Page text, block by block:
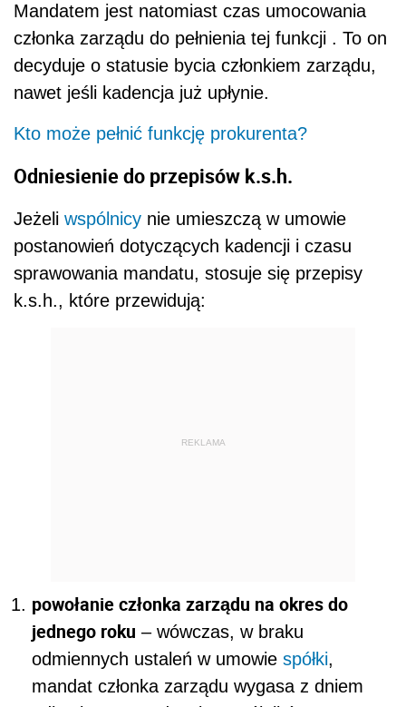
Mandatem jest natomiast czas umocowania
członka zarządu do pełnienia tej funkcji . To on
decyduje o statusie bycia członkiem zarządu,
nawet jeśli kadencja już upłynie.
Kto może pełnić funkcję prokurenta?
Odniesienie do przepisów k.s.h.
Jeżeli wspólnicy nie umieszczą w umowie
postanowień dotyczących kadencji i czasu
sprawowania mandatu, stosuje się przepisy
k.s.h., które przewidują:
REKLAMA
powołanie członka zarządu na okres do
jednego roku – wówczas, w braku
odmiennych ustaleń w umowie spółki,
mandat członka zarządu wygasa z dniem